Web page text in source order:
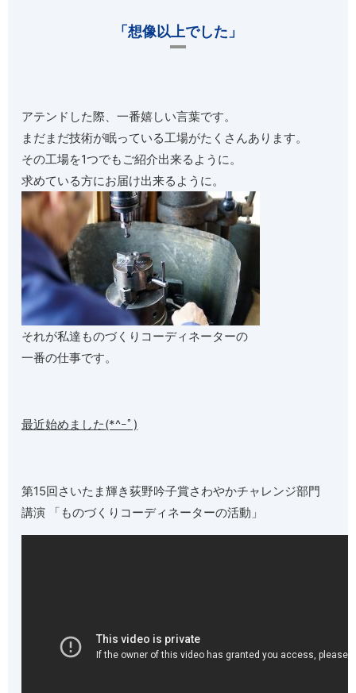
「想像以上でした」
アテンドした際、一番嬉しい言葉です。
まだまだ技術が眠っている工場がたくさんあります。
その工場を1つでもご紹介出来るように。
求めている方にお届け出来るように。
それが私達ものづくりコーディネーターの
一番の仕事です。
最近始めました(*^ｰﾟ)
第15回さいたま輝き荻野吟子賞さわやかチャレンジ部門
講演 「ものづくりコーディネーターの活動」